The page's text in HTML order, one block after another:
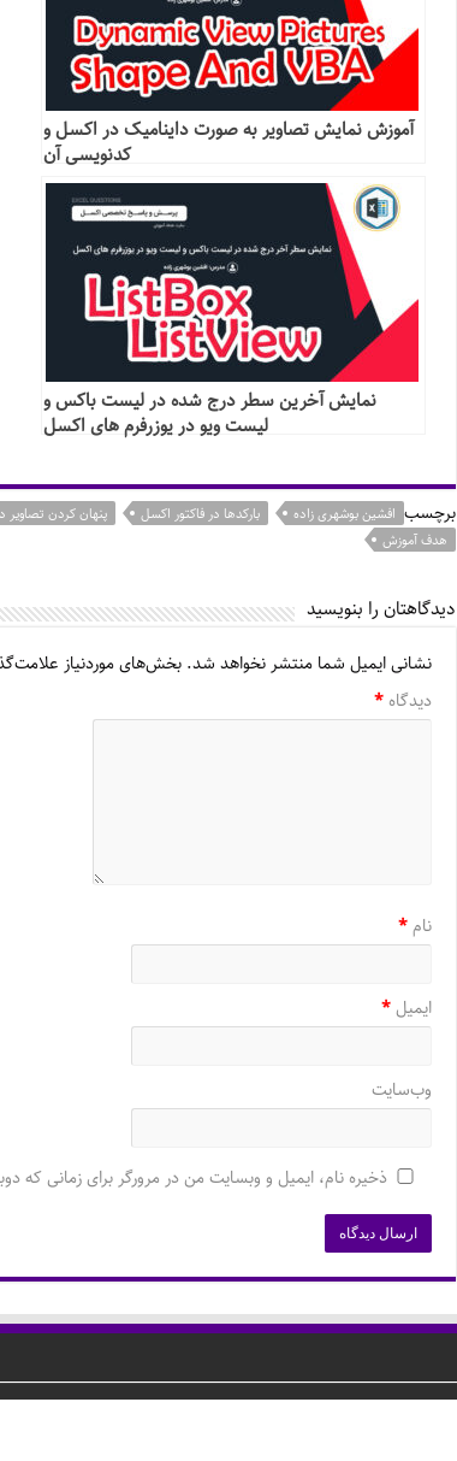
آموزش نمایش تصاویر به صورت داینامیک در اکسل و
کدنویسی آن
نمایش آخرین سطر درج شده در لیست باکس و
لیست ویو در یوزرفرم های اکسل
برچسب افشین بوشهری زاده بارکدها در فاکتور اکسل
پنهان کردن تصاویر
هدف آموزش
دیدگاهتان را بنویسید
نشانی ایمیل شما منتشر نخواهد شد. بخش‌های موردنیاز
دیدگاه *
نام*
ایمیل*
وب‌سایت
ذخیره نام، ایمیل و وبسایت من در مرورگر برای زمانی که